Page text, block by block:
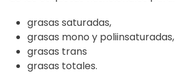
grasas saturadas,
grasas mono y poliinsaturadas,
grasas trans
grasas totales.